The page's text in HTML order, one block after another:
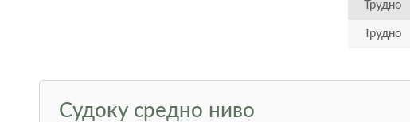
Трудно
Трудно
Судоку средно ниво